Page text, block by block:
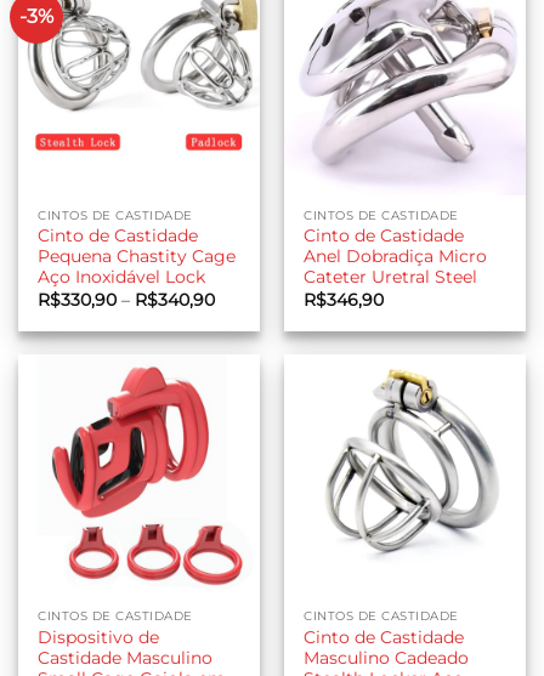
-3%
CINTOS DE CASTIDADE
Cinto de Castidade
Pequena Chastity Cage
Aço Inoxidável Lock
R$330,90 – R$340,90Faixa
preço:
R$330,90
CINTOS DE CASTIDADE
Cinto de Castidade
Anel Dobradiça Micro
Cateter Uretral Steel
R$346,90
CINTOS DE CASTIDADE
Dispositivo de
Castidade Masculino
CINTOS DE CASTIDADE
Cinto de Castidade
Masculino Cadeado